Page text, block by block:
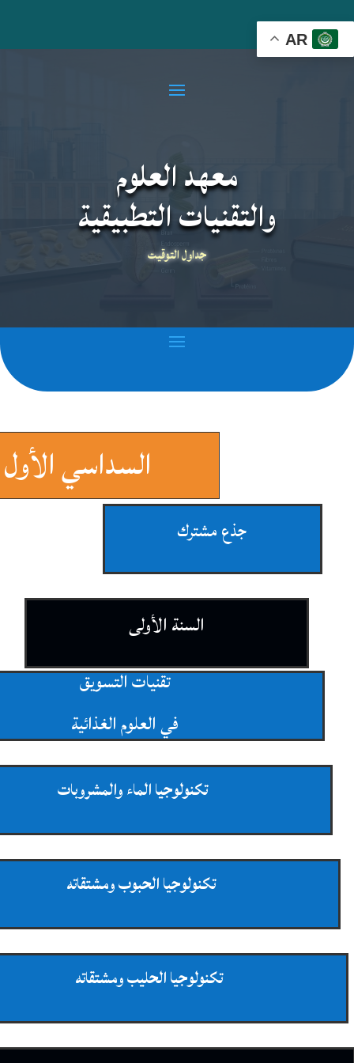
AR
معهد العلوم
والتقنيات التطبيقية
جداول التوقيت
السداسي الأول
جذع مشترك
السنة الأولى
تقنيات التسويق
في العلوم الغذائية
تكنولوجيا الماء والمشروبات
تكنولوجيا الحبوب ومشتقاته
تكنولوجيا الحليب ومشتقاته